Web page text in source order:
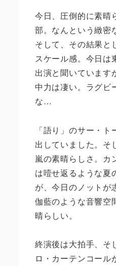
今日、圧倒的に素晴
部。なんという緻
そして、その結果と
スケール感。今日は
出演と聞いています
中力は凄い。ラグビ
な…
「語り」のサー・
出していました。そ
嵐の素晴らしさ。カ
は噎せ返るような夏
が、今日のノットが
伽藍のような音響空
晴らしい。
終演後は大拍手、そ
ロ・カーテンコール